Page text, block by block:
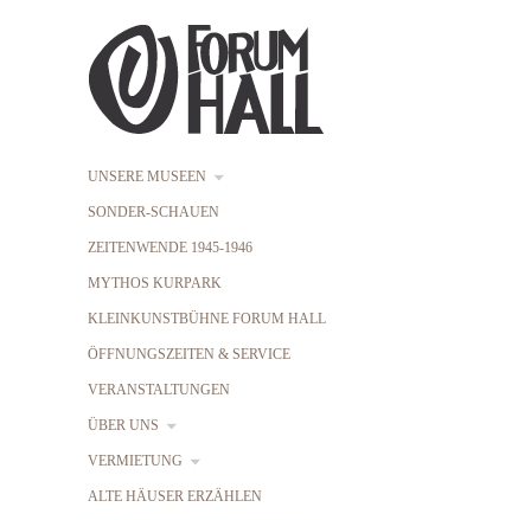
UNSERE MUSEEN
SONDER-SCHAUEN
ZEITENWENDE 1945-1946
MYTHOS KURPARK
KLEINKUNSTBÜHNE FORUM HALL
ÖFFNUNGSZEITEN & SERVICE
VERANSTALTUNGEN
ÜBER UNS
VERMIETUNG
ALTE HÄUSER ERZÄHLEN